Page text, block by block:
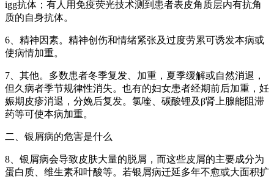
igg抗体；有人用免疫荧光技术测到患者表皮角质层内有抗角
质的自身抗体。
6、精神因素。精神创伤和情绪紧张及过度劳累可诱发本病或
使病情加重。
7、其他。多数患者冬季复发、加重，夏季缓解或自然消退，
但久病者季节规律性消失。也有的妇女患者经期前后加重，妊
娠期皮疹消退，分娩后复发。氯喹、碳酸锂及β肾上腺能阻滞
药等可使本病加重。
二、银屑病的危害是什么
8、银屑病会导致皮肤大量的脱屑，而这些皮屑的主要成分为
蛋白质、维生素和叶酸等。若银屑病迁延多年不愈或大面积扩